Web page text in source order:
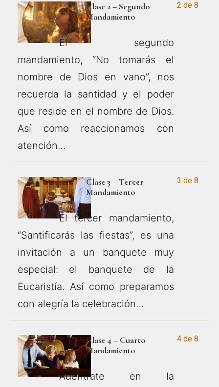
2 de 8
Clase 2 – Segundo
Mandamiento
El segundo
mandamiento, “No tomarás el
nombre de Dios en vano”, nos
recuerda la santidad y el poder
que reside en el nombre de Dios.
Así como reaccionamos con
atención…
3 de 8
Clase 3 – Tercer
Mandamiento
El tercer mandamiento,
“Santificarás las fiestas”, es una
invitación a un banquete muy
especial: el banquete de la
Eucaristía. Así como preparamos
con alegría la celebración…
4 de 8
Clase 4 – Cuarto
Mandamiento
Adéntrate en la